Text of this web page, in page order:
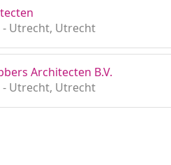
- Utrecht, Utrecht
Architecten B.V.
- Utrecht, Utrecht